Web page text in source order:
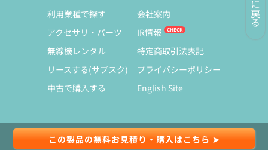
この製品の無料お見積り・購入はこちら ➤
利用業種で探す
アクセサリ・パーツ
無線機レンタル
リースする(サブスク)
中古で購入する
会社案内
IR情報
特定商取引法表記
プライバシーポリシー
English Site
© Copyright 1991-2026 Exseli Co., Ltd.